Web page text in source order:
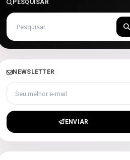
PESQUISAR
NEWSLETTER
Seu melhor e-mail
ENVIAR